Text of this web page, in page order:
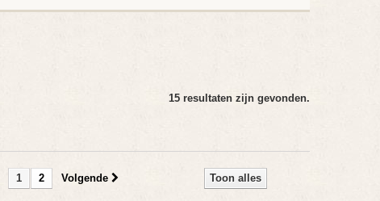
15 resultaten zijn gevonden.
Toon alles
1 2 Volgende